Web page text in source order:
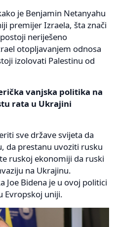
je Benjamin Netanyahu
premijer Izraela, šta znači
neriješeno
otopljavanjem odnosa
izolovati Palestinu od
vanjska politika na
rata u Ukrajini
sve države svijeta da
da prestanu uvoziti rusku
ruskoj ekonomiji da ruski
na Ukrajinu.
Joe Bidena je u ovoj politici
Evropskoj uniji.